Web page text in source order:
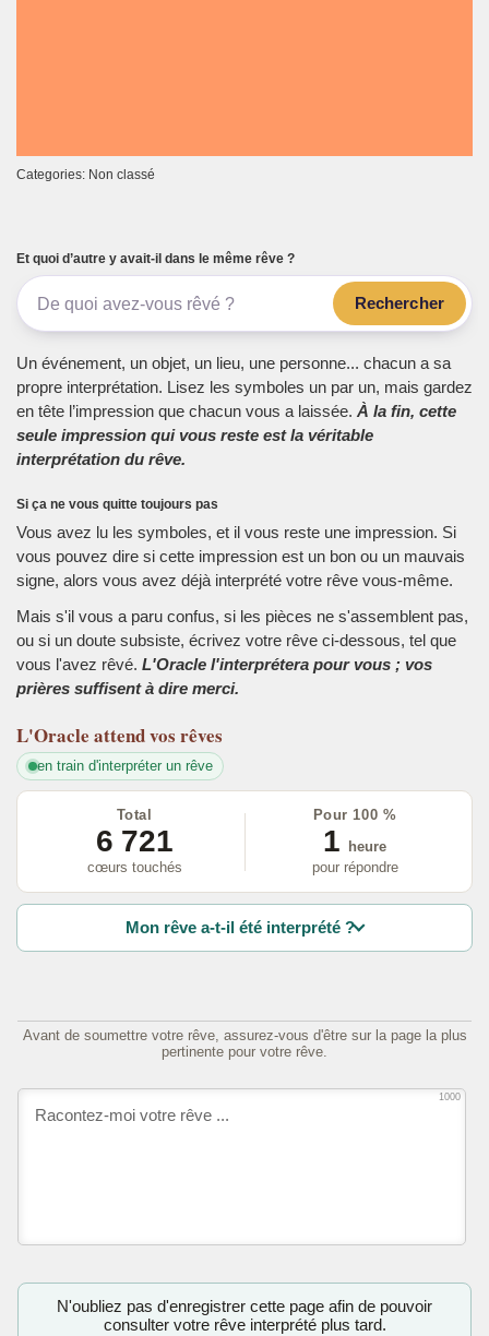
Categories: Non classé
Et quoi d’autre y avait-il dans le même rêve ?
Rechercher
Un événement, un objet, un lieu, une personne... chacun a sa
propre interprétation. Lisez les symboles un par un, mais gardez
en tête l’impression que chacun vous a laissée. À la fin, cette
seule impression qui vous reste est la véritable
interprétation du rêve.
Si ça ne vous quitte toujours pas
Vous avez lu les symboles, et il vous reste une impression. Si
vous pouvez dire si cette impression est un bon ou un mauvais
signe, alors vous avez déjà interprété votre rêve vous-même.
Mais s'il vous a paru confus, si les pièces ne s'assemblent pas,
ou si un doute subsiste, écrivez votre rêve ci-dessous, tel que
vous l'avez rêvé. L'Oracle l'interprétera pour vous ; vos
prières suffisent à dire merci.
L'Oracle attend vos rêves
en train d'interpréter un rêve
Total
6 721
cœurs touchés
Pour 100 %
1
heure
pour répondre
Mon rêve a-t-il été interprété ?
Avant de soumettre votre rêve, assurez-vous d'être sur la page la plus
pertinente pour votre rêve.
1000
N'oubliez pas d'enregistrer cette page afin de pouvoir
consulter votre rêve interprété plus tard.